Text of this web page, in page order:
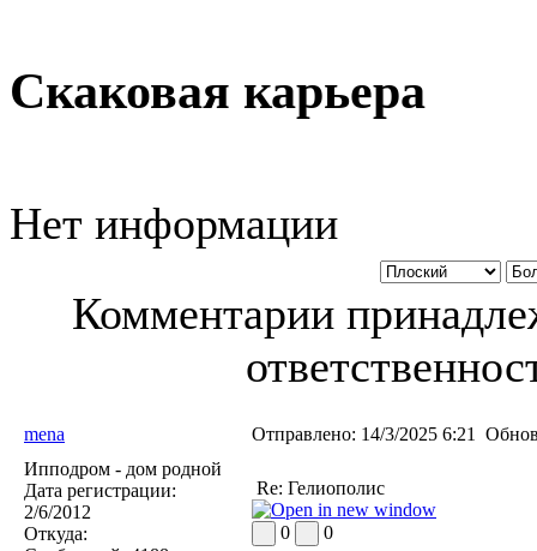
Скаковая карьера
Нет информации
Комментарии
mena Отправлено: 14/3/2025 6:21
Ипподром - дом родной
Дата регистрации:
2/6/2012
Откуда:
Re: Гелиополис
0 0